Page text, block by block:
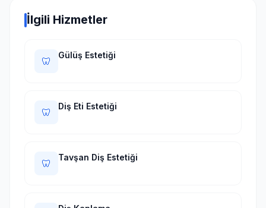
İlgili Hizmetler
🦷
Gülüş Estetiği
🦷
Diş Eti Estetiği
🦷
Tavşan Diş Estetiği